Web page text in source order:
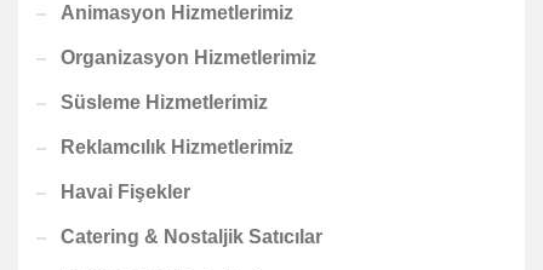
Animasyon Hizmetlerimiz
Organizasyon Hizmetlerimiz
Süsleme Hizmetlerimiz
Reklamcılık Hizmetlerimiz
Havai Fişekler
Catering & Nostaljik Satıcılar